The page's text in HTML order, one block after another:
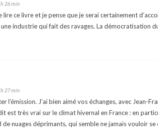
26 min
lire ce livre et je pense que je serai certainement
industrie qui fait des ravages. La démocratisation
27 min
l’émission. J’ai bien aimé vos échanges, avec Jean-
est très vrai sur le climat hivernal en France : en
de nuages déprimants, qui semble ne jamais vouloir